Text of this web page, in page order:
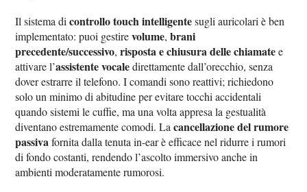
Il sistema dicontrollo touch intelligentesugli auricolari è ben
implementato: puoi gestirevolume,brani
precedente/successivo,risposta e chiusura delle chiamatee
attivare l’assistente vocaledirettamente dall’orecchio, senza
dover estrarre il telefono. I comandi sono reattivi; richiedono
solo un minimo di abitudine per evitare tocchi accidentali
quando sistemi le cuffie, ma una volta appresa la gestualità
diventano estremamente comodi. Lacancellazione del rumore
passivafornita dalla tenuta in-ear è efficace nel ridurre i rumori
di fondo costanti, rendendo l’ascolto immersivo anche in
ambienti moderatamente rumorosi.